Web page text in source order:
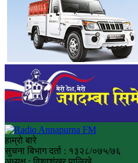
हाम्रो बारे
सुचना बिभाग दर्ता : १३२८/०७५/७६